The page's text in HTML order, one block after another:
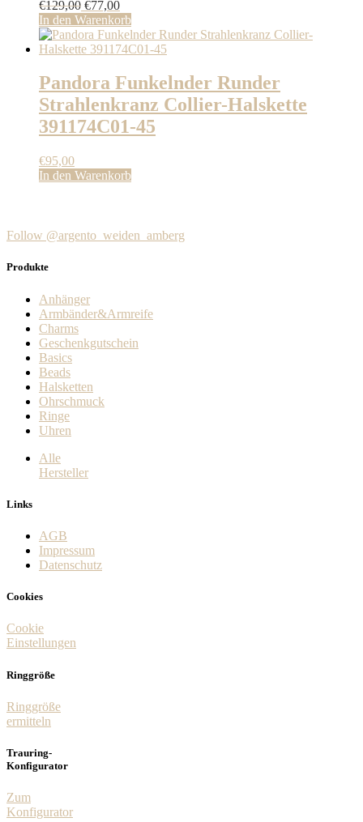
€129,00 Ursprünglicher
Preis
war:
€129,00
€77,00Aktueller
Preis
ist:
€77,00.
In den Warenkorb
Pandora Funkelnder Runder
Strahlenkranz Collier-Halskette
391174C01-45
€95,00
In den Warenkorb
Follow @argento_weiden_amberg
Produkte
Anhänger
Armbänder&Armreife
Charms
Geschenkgutschein
Basics
Beads
Halsketten
Ohrschmuck
Ringe
Uhren
Alle
Hersteller
Links
AGB
Impressum
Datenschutz
Cookies
Cookie
Einstellungen
Ringgröße
Ringgröße
ermitteln
Trauring-
Konfigurator
Zum
Konfigurator